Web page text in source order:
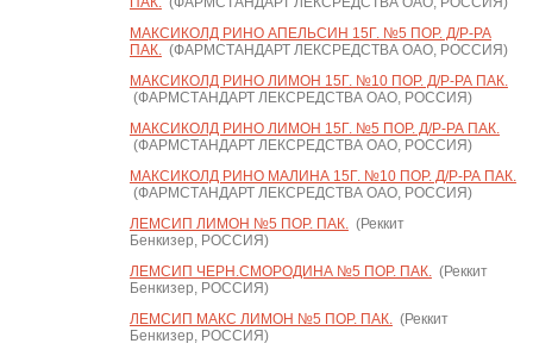
МАКСИКОЛД РИНО АПЕЛЬСИН 15Г. №5 ПОР. Д/Р-РА
ПАК.(ФАРМСТАНДАРТ ЛЕКСРЕДСТВА ОАО, РОССИЯ)
МАКСИКОЛД РИНО ЛИМОН 15Г. №10 ПОР. Д/Р-РА ПАК.
(ФАРМСТАНДАРТ ЛЕКСРЕДСТВА ОАО, РОССИЯ)
МАКСИКОЛД РИНО ЛИМОН 15Г. №5 ПОР. Д/Р-РА ПАК.
(ФАРМСТАНДАРТ ЛЕКСРЕДСТВА ОАО, РОССИЯ)
МАКСИКОЛД РИНО МАЛИНА 15Г. №10 ПОР. Д/Р-РА ПАК.
(ФАРМСТАНДАРТ ЛЕКСРЕДСТВА ОАО, РОССИЯ)
ЛЕМСИП ЛИМОН №5 ПОР. ПАК.(Реккит
Бенкизер, РОССИЯ)
ЛЕМСИП ЧЕРН.СМОРОДИНА №5 ПОР. ПАК.(Реккит
Бенкизер, РОССИЯ)
ЛЕМСИП МАКС ЛИМОН №5 ПОР. ПАК.(Реккит
Бенкизер, РОССИЯ)